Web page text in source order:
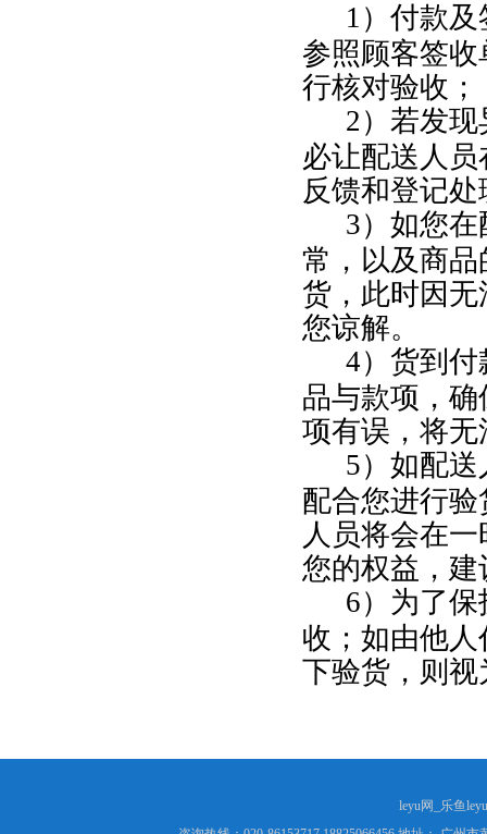
1 ）付款
参照顾客签
行核对验收；
2 ）若发
必让配送人
反馈和登记处
3）如您
常，以及商
货，此时因
您谅解。
4）货到
品与款项，
项有误，将
5）如配
配合您进行
人员将会在
您的权益，
6）为了
收；如由他
下验货，则
leyu网_乐鱼